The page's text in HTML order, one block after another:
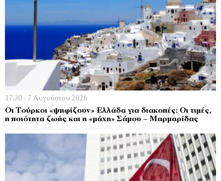
17:30 - 7 Αυγούστου 2026
Οι Τούρκοι «ψηφίζουν» Ελλάδα για διακοπές: Οι τιμές,
η ποιότητα ζωής και η «μάχη» Σάμου – Μαρμαρίδας